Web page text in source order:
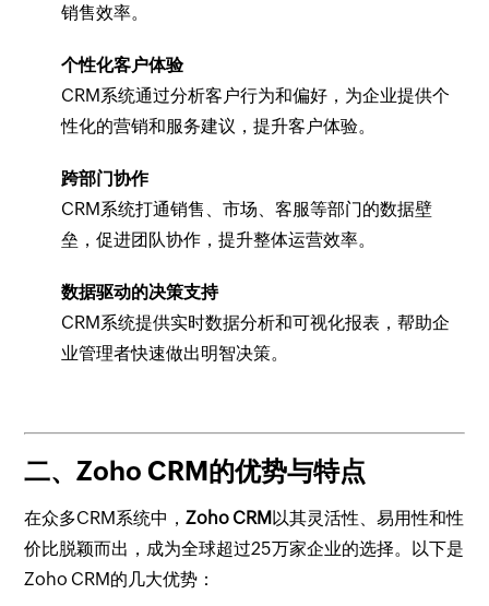
销售效率。
个性化客户体验
CRM系统通过分析客户行为和偏好，为企业提供个
性化的营销和服务建议，提升客户体验。
跨部门协作
CRM系统打通销售、市场、客服等部门的数据壁
垒，促进团队协作，提升整体运营效率。
数据驱动的决策支持
CRM系统提供实时数据分析和可视化报表，帮助企
业管理者快速做出明智决策。
二、Zoho CRM的优势与特点
在众多CRM系统中，Zoho CRM以其灵活性、易用性和性
价比脱颖而出，成为全球超过25万家企业的选择。以下是
Zoho CRM的几大优势：